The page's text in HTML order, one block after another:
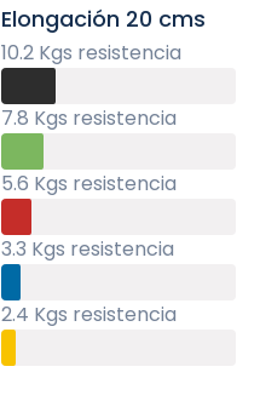
Elongación 20 cms
10.2 Kgs resistencia
7.8 Kgs resistencia
5.6 Kgs resistencia
3.3 Kgs resistencia
2.4 Kgs resistencia